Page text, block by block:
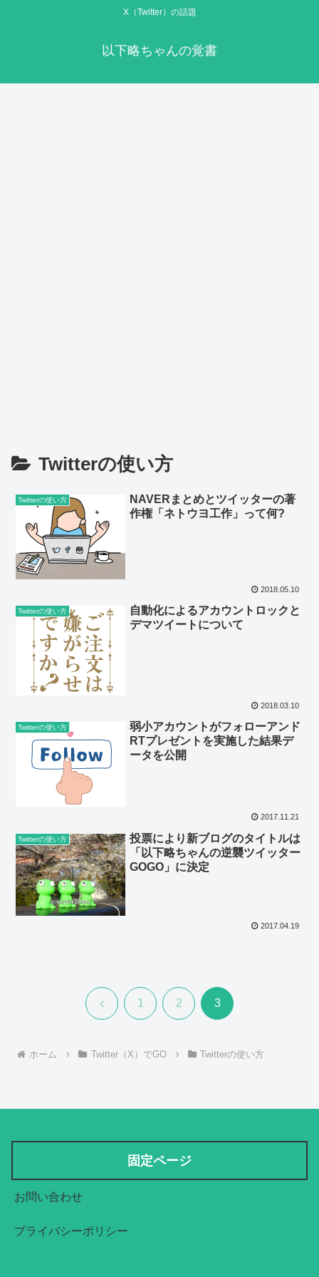
X（Twitter）の話題
以下略ちゃんの覚書
Twitterの使い方
Twitterの使い方
NAVERまとめとツイッターの著
作権「ネトウヨ工作」って何?
2018.05.10
Twitterの使い方
自動化によるアカウントロックと
デマツイートについて
2018.03.10
Twitterの使い方
弱小アカウントがフォローアンド
RTプレゼントを実施した結果デ
ータを公開
2017.11.21
Twitterの使い方
投票により新ブログのタイトルは
「以下略ちゃんの逆襲ツイッター
GOGO」に決定
2017.04.19
前 1 2 3
ホーム Twitter（X）でGO Twitterの使い方
固定ページ
お問い合わせ
プライバシーポリシー